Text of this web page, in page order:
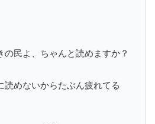
の民よ、ちゃんと読めますか？
読めないからたぶん疲れてる